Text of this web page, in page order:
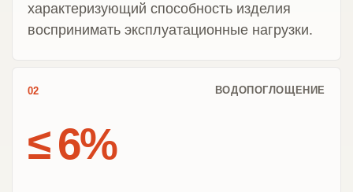
характеризующий способность изделия
воспринимать эксплуатационные нагрузки.
02 ВОДОПОГЛОЩЕНИЕ
≤ 6%